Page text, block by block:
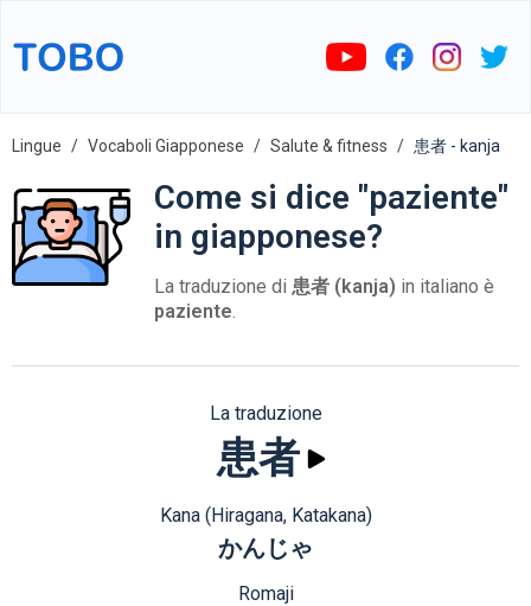
Lingue Vocaboli Giapponese Salute & fitness 患者 - kanja
Come si dice "paziente"
in giapponese?
La traduzione di 患者 (kanja) in italiano è
paziente.
La traduzione
患者
Kana (Hiragana, Katakana)
かんじゃ
Romaji